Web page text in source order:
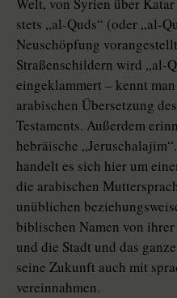
Welt, von Syrien über
stets „al-Quds“ (oder „al-
Neuschöpfung
Straßenschildern wird „al-
eingeklammert – kennt
arabischen Übersetzung
Testaments. Außerdem
hebräische
handelt es sich hier um
die arabischen
unüblichen
biblischen Namen von
und die Stadt und das
seine Zukunft auch mit
vereinnahmen.